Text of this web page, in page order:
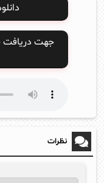
جهت دریافت
نظرات